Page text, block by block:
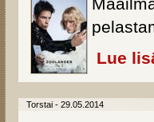
Lue
Torstai - 29.05.2014